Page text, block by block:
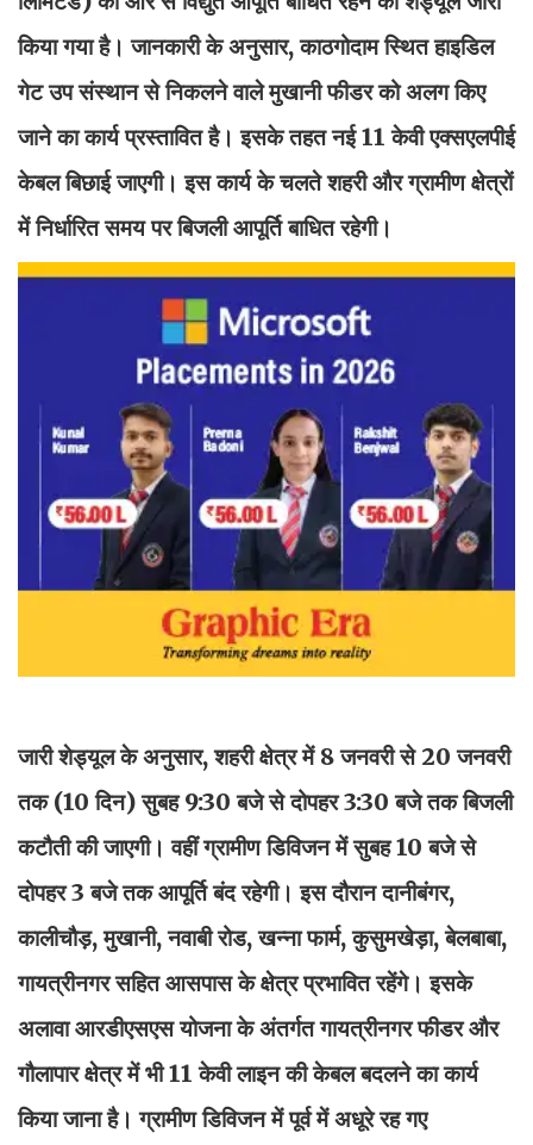
किया गया है। जानकारी के अनुसार, काठगोदाम स्थित हाइडिल
गेट उप संस्थान से निकलने वाले मुखानी फीडर को अलग किए
जाने का कार्य प्रस्तावित है। इसके तहत नई 11 केवी एक्सएलपीई
केबल बिछाई जाएगी। इस कार्य के चलते शहरी और ग्रामीण क्षेत्रों
में निर्धारित समय पर बिजली आपूर्ति बाधित रहेगी।
जारी शेड्यूल के अनुसार, शहरी क्षेत्र में 8 जनवरी से 20 जनवरी
तक (10 दिन) सुबह 9:30 बजे से दोपहर 3:30 बजे तक बिजली
कटौती की जाएगी। वहीं ग्रामीण डिविजन में सुबह 10 बजे से
दोपहर 3 बजे तक आपूर्ति बंद रहेगी। इस दौरान दानीबंगर,
कालीचौड़, मुखानी, नवाबी रोड, खन्ना फार्म, कुसुमखेड़ा, बेलबाबा,
गायत्रीनगर सहित आसपास के क्षेत्र प्रभावित रहेंगे। इसके
अलावा आरडीएसएस योजना के अंतर्गत गायत्रीनगर फीडर और
गौलापार क्षेत्र में भी 11 केवी लाइन की केबल बदलने का कार्य
किया जाना है। ग्रामीण डिविजन में पूर्व में अधूरे रह गए